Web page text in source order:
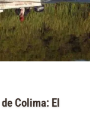
Colima: El